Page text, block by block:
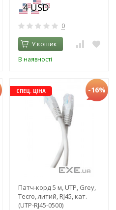
0
У кошик
В наявності
СПЕЦ. ЦІНА -16%
Патч-корд 5 м, UTP, Grey,
Tecro, литий, RJ45, кат.
(UTP-RJ45-0500)